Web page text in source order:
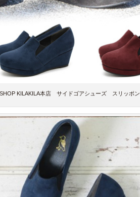
SHOP KILAKILA本店 サイドゴアシューズ スリッポン